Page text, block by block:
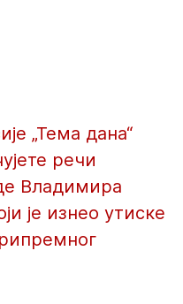
„Тема дана“
речи
Владимира
је изнео утиске